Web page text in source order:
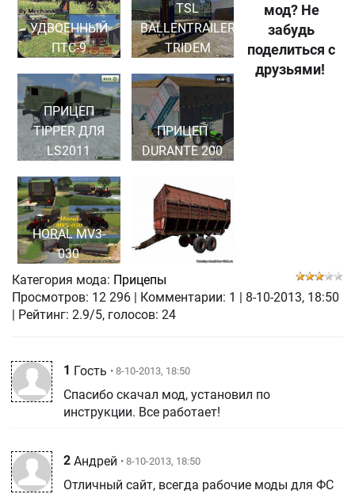
УДВОЕННЫЙ
ПТС-9
TSL
BALLENTRAILER
TRIDEM
ПРИЦЕП
TIPPER ДЛЯ
LS2011
ПРИЦЕП
DURANTE 200
HORAL MV3-
030
ПИМ-40
мод? Не
забудь
поделиться с
друзьями!
Категория мода: Прицепы
Просмотров: 12 296 Комментарии: 1
8-10-2013, 18:50
| Рейтинг: 2.9/5, голосов: 24
1 Гость • 8-10-2013, 18:50
Спасибо скачал мод, установил по
инструкции. Все работает!
2 Андрей • 8-10-2013, 18:50
Отличный сайт, всегда рабочие моды для ФС